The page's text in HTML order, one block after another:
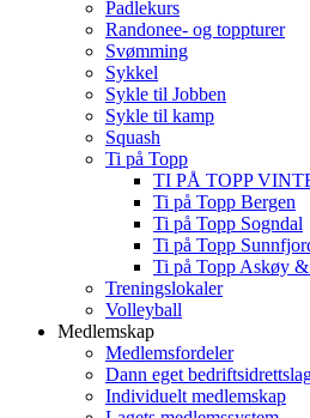
Padlekurs
Randonee- og toppturer
Svømming
Sykkel
Sykle til Jobben
Sykle til kamp
Squash
Ti på Topp
TI PÅ TOPP
Ti på Topp Bergen
Ti på Topp Sogndal
Ti på Topp
Ti på Topp Askøy
Treningslokaler
Volleyball
Medlemskap
Medlemsfordeler
Dann eget
Individuelt medlemskap